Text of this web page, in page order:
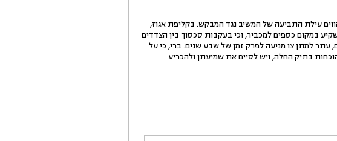
עילת התביעה של המשיב נגד המבקש. בקליפת אגוז,
במקום כספים למכביר, וכי בעקבות סכסוך בין הצדדים
למתן צו מניעה לפרק זמן של שבע שנים. ברי, כי על
בתיק החלה, ויש לסיים את שמיעתן ולהכריע